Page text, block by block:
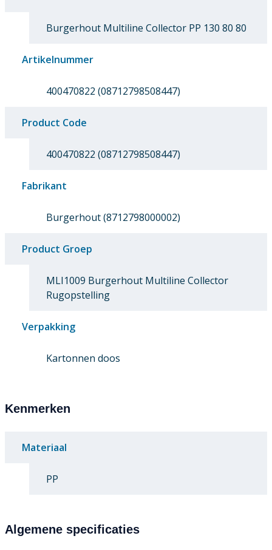
Burgerhout Multiline Collector PP 130 80 80
Artikelnummer
400470822 (08712798508447)
Product Code
400470822 (08712798508447)
Fabrikant
Burgerhout (8712798000002)
Product Groep
MLI1009 Burgerhout Multiline Collector
Rugopstelling
Verpakking
Kartonnen doos
Kenmerken
Materiaal
PP
Algemene specificaties